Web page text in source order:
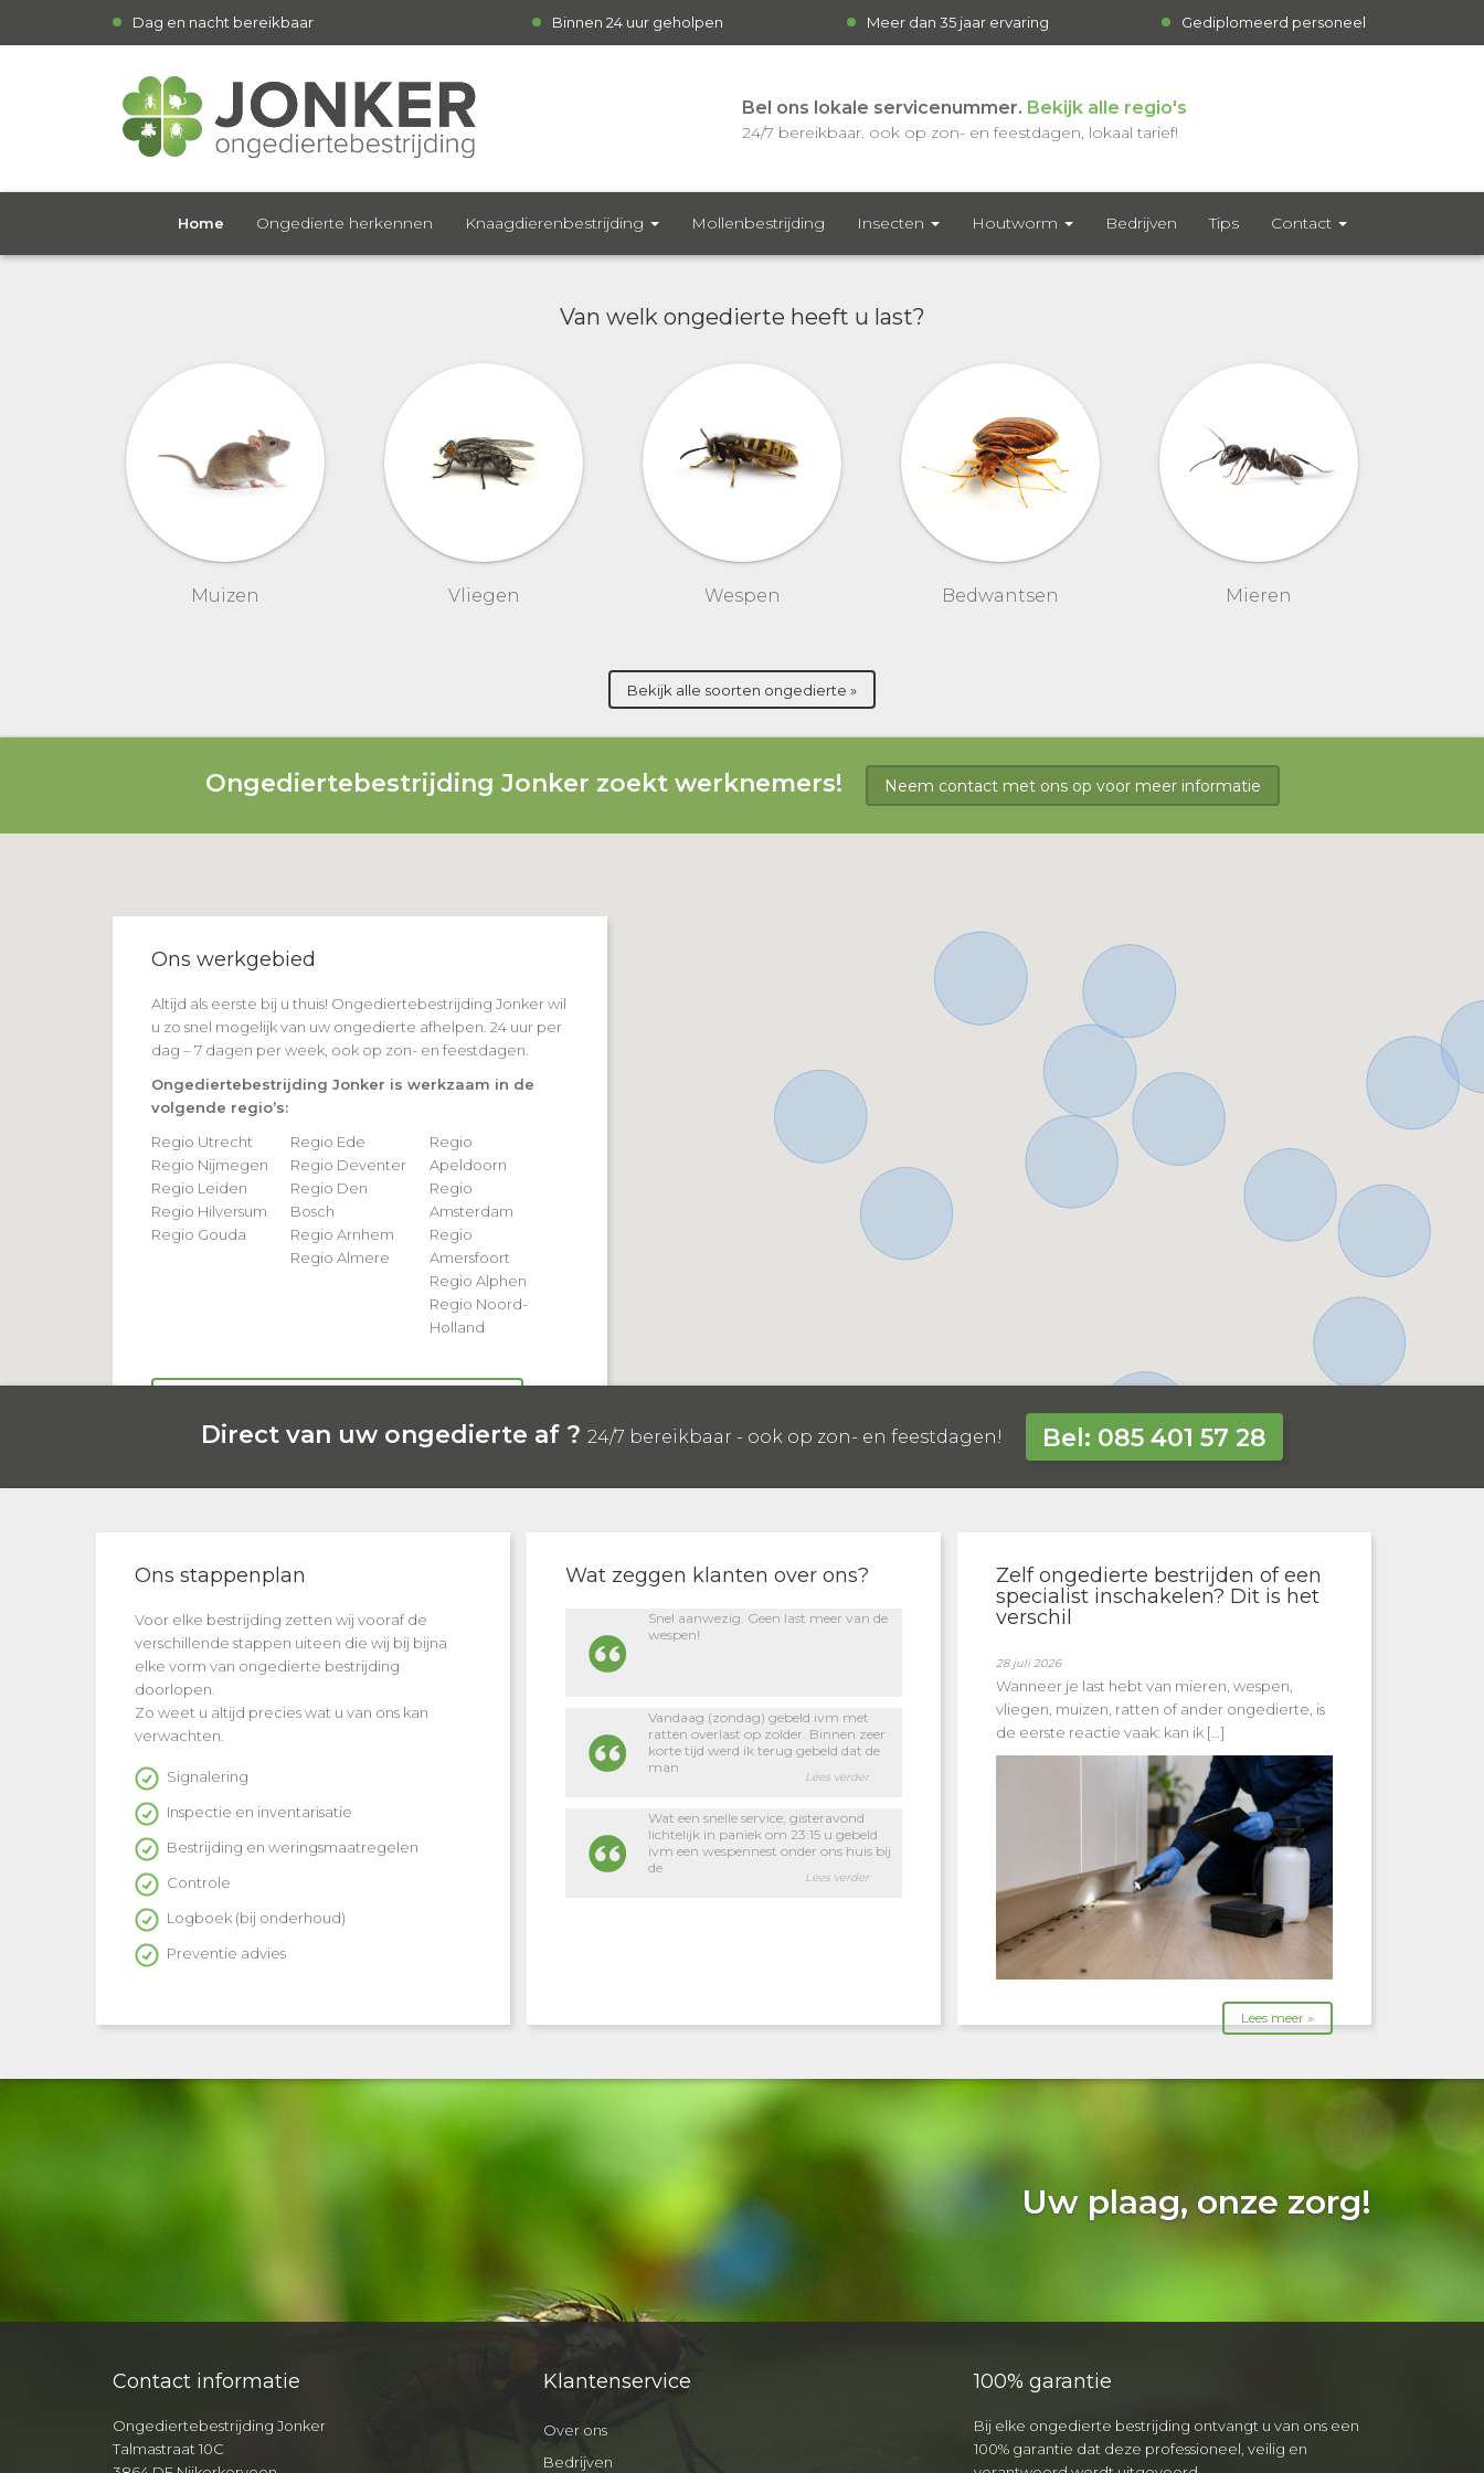
Dag en nacht bereikbaar Binnen 24 uur geholpen Meer dan 35 jaar ervaring Gediplomeerd personeel
Bel ons lokale servicenummer. Bekijk alle regio's
24/7 bereikbaar. ook op zon- en feestdagen, lokaal tarief!
Home Ongedierte herkennen Knaagdierenbestrijding Mollenbestrijding Insecten Houtworm Bedrijven Tips Contact
Van welk ongedierte heeft u last?
Muizen Vliegen Wespen Bedwantsen Mieren
Bekijk alle soorten ongedierte »
Ongediertebestrijding Jonker zoekt werknemers! Neem contact met ons op voor meer informatie
Ons werkgebied
Altijd als eerste bij u thuis! Ongediertebestrijding Jonker wil
u zo snel mogelijk van uw ongedierte afhelpen. 24 uur per
dag – 7 dagen per week, ook op zon- en feestdagen.
Ongediertebestrijding Jonker is werkzaam in de
volgende regio’s:
Regio Utrecht
Regio Nijmegen
Regio Leiden
Regio Hilversum
Regio Gouda
Regio Ede
Regio Deventer
Regio Den
Bosch
Regio Arnhem
Regio Almere
Regio
Apeldoorn
Regio
Amsterdam
Regio
Amersfoort
Regio Alphen
Regio Noord-
Holland
Direct van uw ongedierte af ? 24/7 bereikbaar - ook op zon- en feestdagen! Bel: 085 401 57 28
Ons stappenplan
Voor elke bestrijding zetten wij vooraf de
verschillende stappen uiteen die wij bij bijna
elke vorm van ongedierte bestrijding
doorlopen.
Zo weet u altijd precies wat u van ons kan
verwachten.
Signalering
Inspectie en inventarisatie
Bestrijding en weringsmaatregelen
Controle
Logboek (bij onderhoud)
Preventie advies
Wat zeggen klanten over ons?
Snel aanwezig. Geen last meer van de
wespen!
Vandaag (zondag) gebeld ivm met
ratten overlast op zolder. Binnen zeer
korte tijd werd ik terug gebeld dat de
man
Lees verder
Wat een snelle service, gisteravond
lichtelijk in paniek om 23:15 u gebeld
ivm een wespennest onder ons huis bij
de
Lees verder
Zelf ongedierte bestrijden of een
specialist inschakelen? Dit is het
verschil
28 juli 2026
Wanneer je last hebt van mieren, wespen,
vliegen, muizen, ratten of ander ongedierte, is
de eerste reactie vaak: kan ik […]
Lees meer »
Uw plaag, onze zorg!
Contact informatie
Ongediertebestrijding Jonker
Talmastraat 10C
Klantenservice
Over ons
Bedrijven
100% garantie
Bij elke ongedierte bestrijding ontvangt u van ons een
100% garantie dat deze professioneel, veilig en